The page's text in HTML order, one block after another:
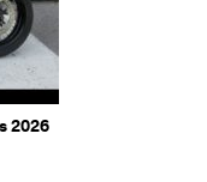
2026